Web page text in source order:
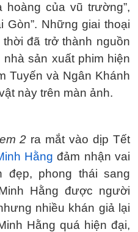
hoàng của vũ trường”,
Gòn”. Những giai thoại
đã trở thành nguồn
sản xuất phim hiện
Tuyến và Ngân Khánh
này trên màn ảnh.
2 ra mắt vào dịp Tết
Hằng đảm nhận vai
đẹp, phong thái sang
Hằng được người
nhiều khán giả lại
Hằng quá hiện đại,